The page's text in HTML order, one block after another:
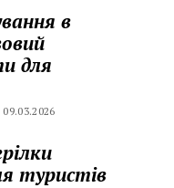
в
для
туристів